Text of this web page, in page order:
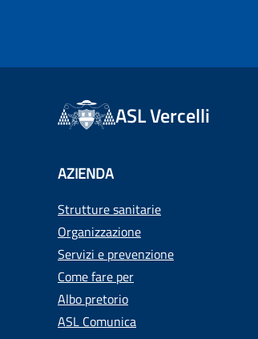
ASL Vercelli
AZIENDA
Strutture sanitarie
Organizzazione
Servizi e prevenzione
Come fare per
Albo pretorio
ASL Comunica